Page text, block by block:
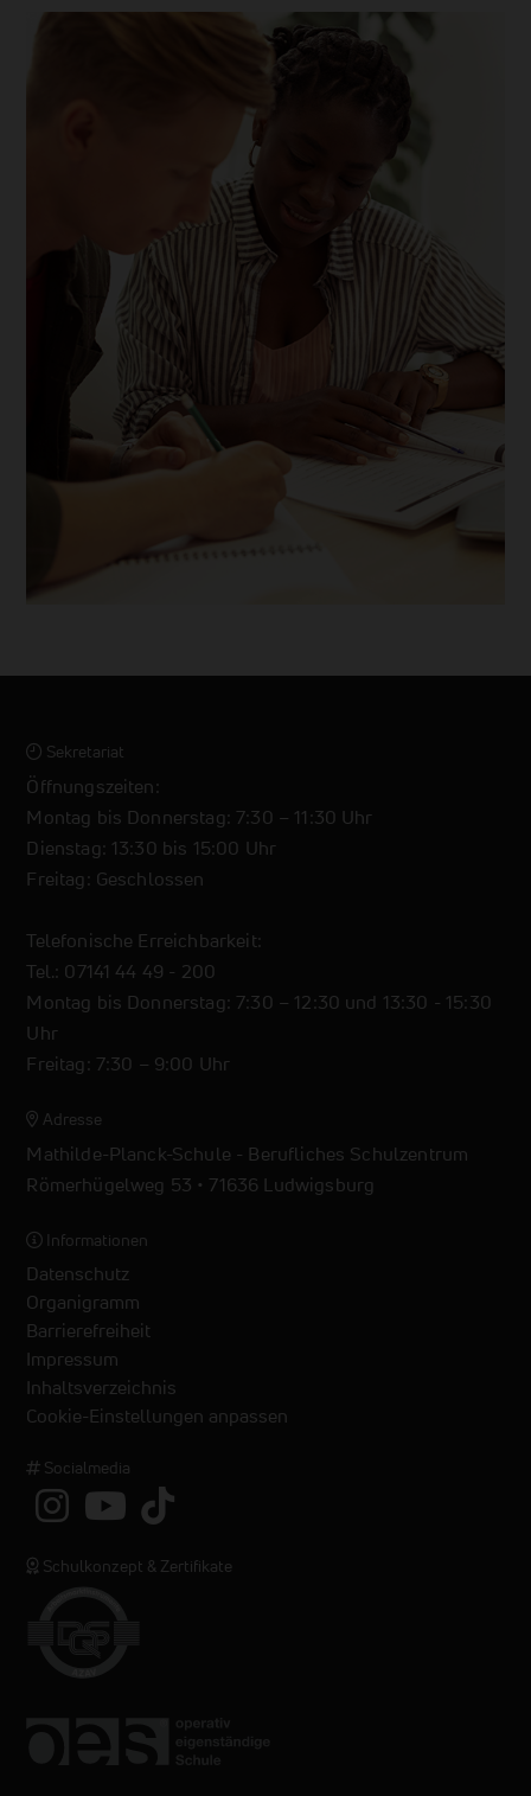
Sekretariat
Öffnungszeiten:
Montag bis Donnerstag: 7:30 – 11:30 Uhr
Dienstag: 13:30 bis 15:00 Uhr
Freitag: Geschlossen
Telefonische Erreichbarkeit:
Tel.: 07141 44 49 - 200
Montag bis Donnerstag: 7:30 – 12:30 und 13:30 - 15:30
Uhr
Freitag: 7:30 – 9:00 Uhr
Adresse
Mathilde-Planck-Schule - Berufliches Schulzentrum
Römerhügelweg 53 • 71636 Ludwigsburg
Informationen
Datenschutz
Organigramm
Barrierefreiheit
Impressum
Inhaltsverzeichnis
Cookie-Einstellungen anpassen
Socialmedia
Schulkonzept & Zertifikate